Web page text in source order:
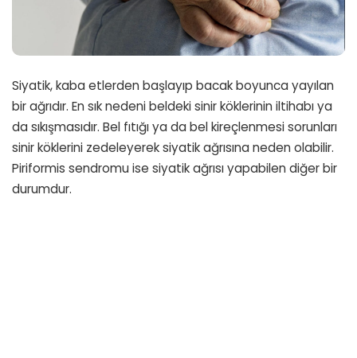
Siyatik, kaba etlerden başlayıp bacak boyunca yayılan
bir ağrıdır. En sık nedeni beldeki sinir köklerinin iltihabı ya
da sıkışmasıdır. Bel fıtığı ya da bel kireçlenmesi sorunları
sinir köklerini zedeleyerek siyatik ağrısına neden olabilir.
Piriformis sendromu ise siyatik ağrısı yapabilen diğer bir
durumdur.